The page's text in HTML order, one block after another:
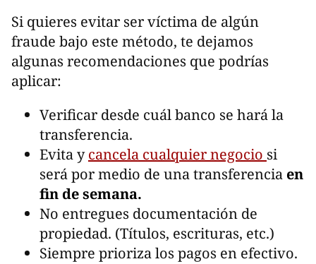
Si quieres evitar ser víctima de algún
fraude bajo este método, te dejamos
algunas recomendaciones que podrías
aplicar:
Verificar desde cuál banco se hará la
transferencia.
Evita ycancela cualquier negocio si
será por medio de una transferencia en
fin de semana.
No entregues documentación de
propiedad. (Títulos, escrituras, etc.)
Siempre prioriza los pagos en efectivo.